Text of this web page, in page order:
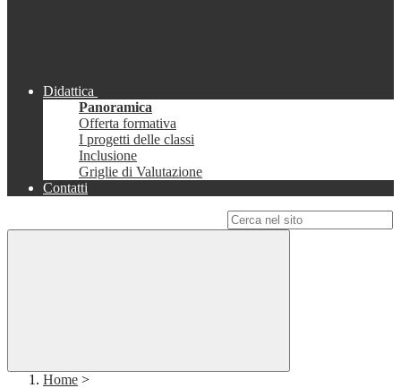
Didattica
Panoramica
Offerta formativa
I progetti delle classi
Inclusione
Griglie di Valutazione
Contatti
Home >